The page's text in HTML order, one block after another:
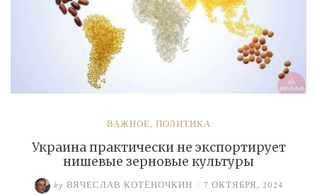
ВАЖНОЕ, ПОЛИТИКА
Украина практически не экспортирует
нишевые зерновые культуры
by ВЯЧЕСЛАВ КОТЁНОЧКИН / 7 ОКТЯБРЯ, 2024